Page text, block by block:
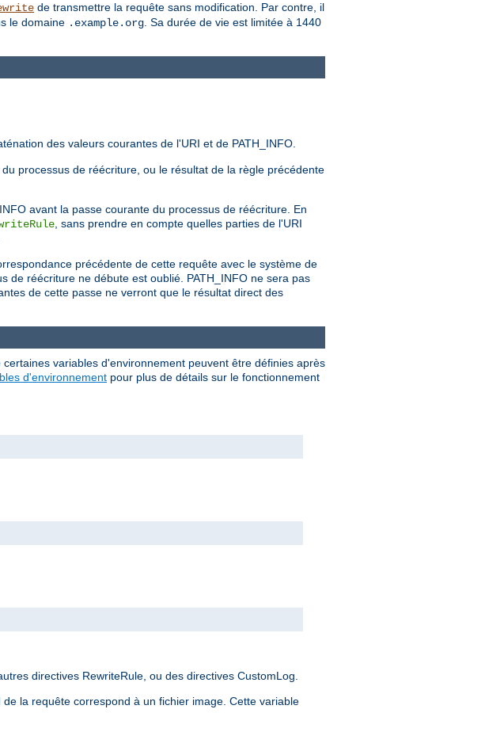
de transmettre la requête sans modification. Par contre, il
le domaine .example.org . Sa durée de vie est limitée à 1440
des valeurs courantes de l'URI et de PATH_INFO.
processus de réécriture, ou le résultat de la règle précédente
avant la passe courante du processus de réécriture. En
, sans prendre en compte quelles parties de l'URI
précédente de cette requête avec le système de
de réécriture ne débute est oublié. PATH_INFO ne sera pas
de cette passe ne verront que le résultat direct des
variables d'environnement peuvent être définies après
d'environnement pour plus de détails sur le fonctionnement
directives RewriteRule, ou des directives CustomLog.
la requête correspond à un fichier image. Cette variable